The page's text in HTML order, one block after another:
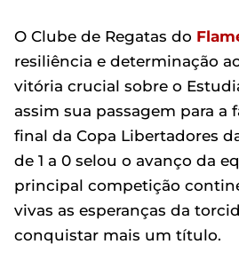
O Clube de Regatas do
resiliência e determinação
vitória crucial sobre o
assim sua passagem para a
final da Copa Libertadores
de 1 a 0 selou o avanço da
principal competição
vivas as esperanças da
conquistar mais um título.